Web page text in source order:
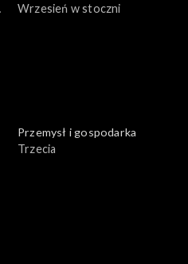
Wrzesień w stoczni
Przemysł i gospodarka
Trzecia